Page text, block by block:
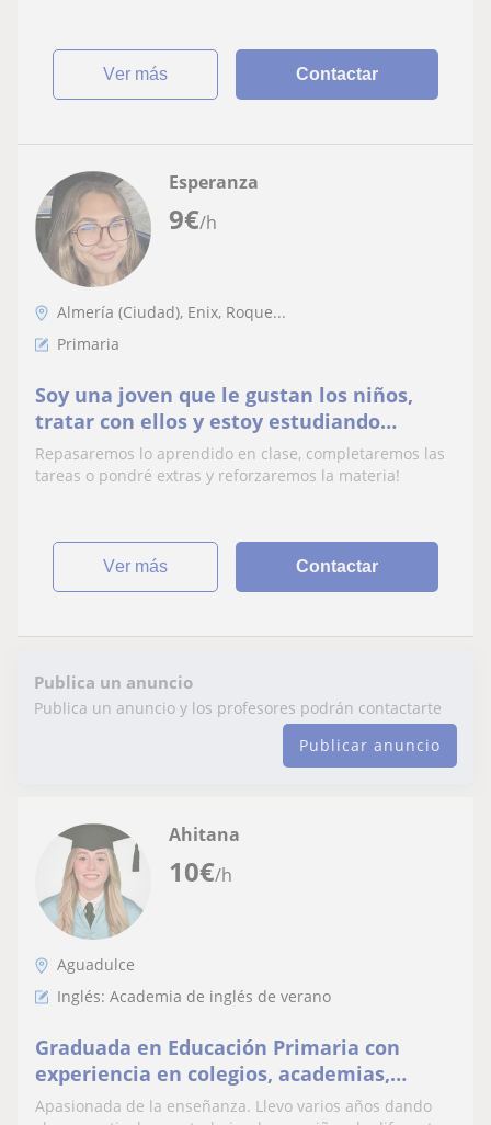
ver más Contactar
9€/h
Esperanza
Almería (Ciudad), Enix, Roque...
Primaria
Soy una joven que le gustan los niños,
tratar con ellos y estoy estudiando
enfermería. Puedo repasar sus tareas/dar
clases básicas
Repasaremos lo aprendido en clase, completaremos las
tareas o pondré extras y reforzaremos la materia!
ver más Contactar
Publica un anuncio
Publica un anuncio y los profesores podrán contactarte
Publicar anuncio
10€/h
Ahitana
Aguadulce
Inglés: Academia de inglés de verano
Graduada en Educación Primaria con
experiencia en colegios, academias,
escuelas de verano y clases particulares
Apasionada de la enseñanza. Llevo varios años dando